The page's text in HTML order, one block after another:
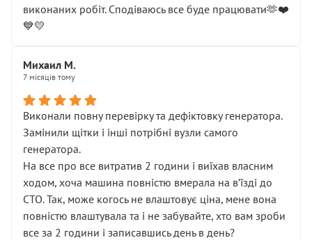
виконаних робіт. Сподіваюсь все буде працювати🫶❤️
💙💛
Михаил М.
7 місяців тому
Виконали повну перевірку та дефіктовку генератора.
Замінили щітки і інші потрібні вузли самого
генератора.
На все про все витратив 2 години і виїхав власним
ходом, хоча машина повністю вмерала на вʼїзді до
СТО. Так, може когось не влаштовує ціна, мене вона
повністю влаштувала та і не забувайте, хто вам зроби
все за 2 години і записавшись день в день?